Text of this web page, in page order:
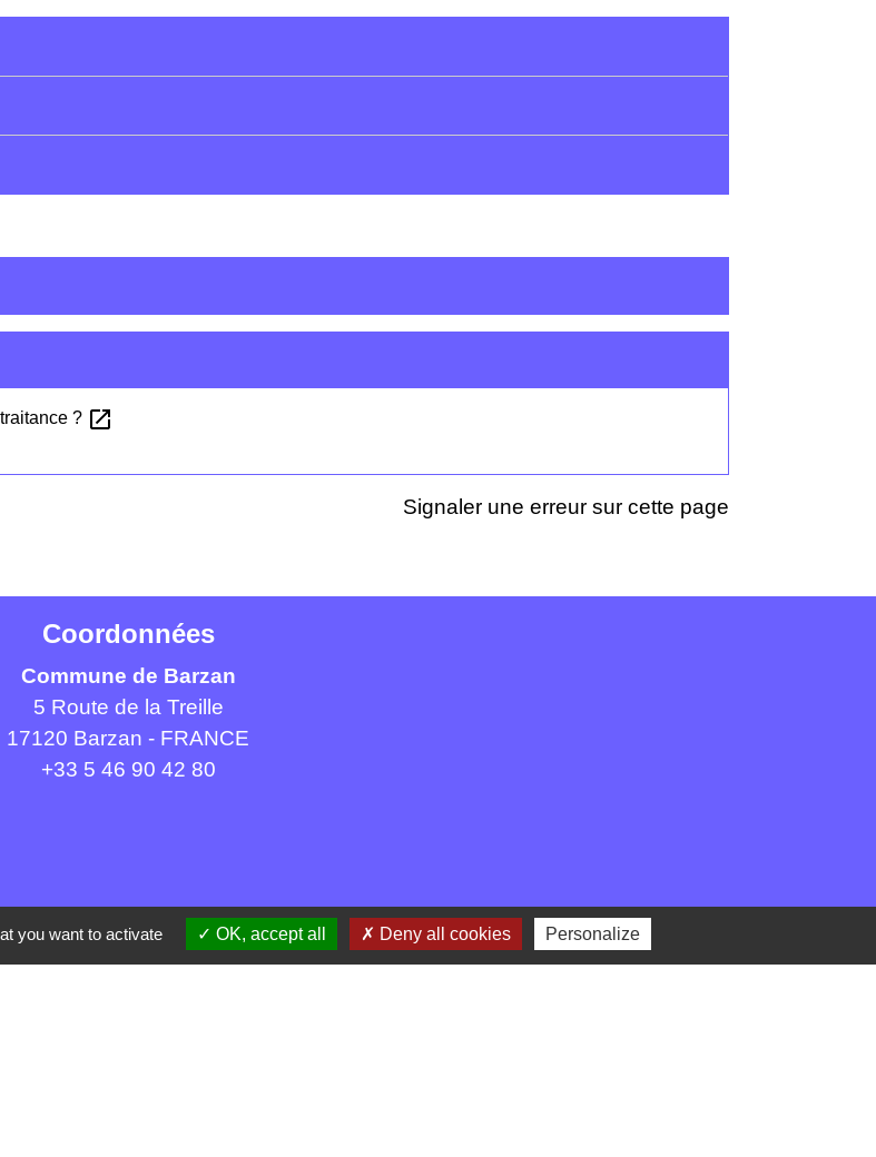
? open_in_new
Signaler une erreur sur cette page
Coordonnées
Commune de Barzan
5 Route de la Treille
17120 Barzan - FRANCE
+33 5 46 90 42 80
you want to activate OK, accept all Deny all cookies Personalize